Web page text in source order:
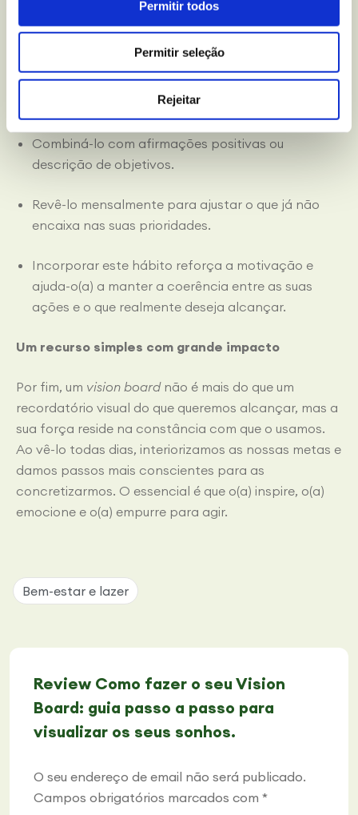
Permitir todos
Permitir seleção
Rejeitar
parte da sua rotina. Para isso, poderá:
Dedicar uns minutos todas as manhãs a olhar
para ele e visualizar como avança até essas
Combiná-lo com afirmações positivas ou
descrição de objetivos.
Revê-lo mensalmente para ajustar o que já não
encaixa nas suas prioridades.
Incorporar este hábito reforça a motivação e
ajuda-o(a) a manter a coerência entre as suas
ações e o que realmente deseja alcançar.
Um recurso simples com grande impacto
Por fim, um vision boardnão é mais do que um
recordatório visual do que queremos alcançar, mas a
sua força reside na constância com que o usamos.
Ao vê-lo todas dias, interiorizamos as nossas metas e
damos passos mais conscientes para as
concretizarmos. O essencial é que o(a) inspire, o(a)
emocione e o(a) empurre para agir.
Bem-estar e lazer
Review Como fazer o seu Vision
Board: guia passo a passo para
visualizar os seus sonhos.
O seu endereço de email não será publicado.
Campos obrigatórios marcados com *